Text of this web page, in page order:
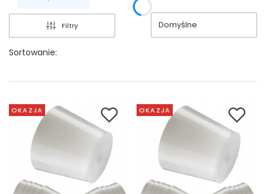
Filtry
Sortowanie:
Domyślne
OKAZJA OKAZJA